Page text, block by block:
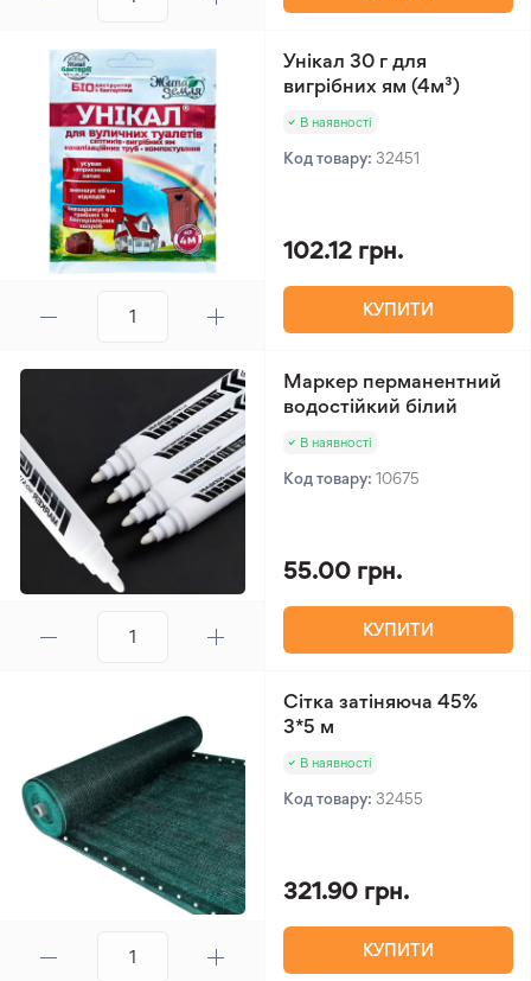
Унікал 30 г для
вигрібних ям (4м³)
В наявності
Код товару: 32451
102.12 грн.
КУПИТИ
Маркер перманентний
водостійкий білий
В наявності
Код товару: 10675
55.00 грн.
КУПИТИ
Сітка затіняюча 45%
3*5 м
В наявності
Код товару: 32455
321.90 грн.
КУПИТИ